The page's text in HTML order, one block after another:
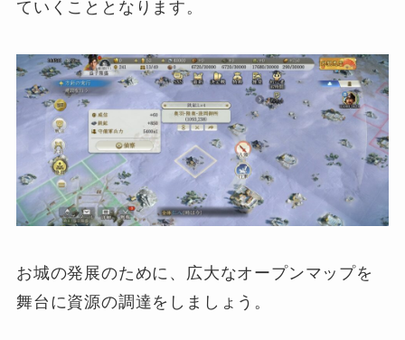
ていくこととなります。
お城の発展のために、広大なオープンマップを
舞台に資源の調達をしましょう。